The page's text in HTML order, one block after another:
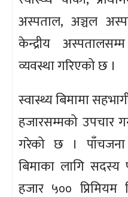
अस्पताल, अञ्चल
केन्द्रीय
व्यवस्था गरिएको छ ।
स्वास्थ्य बिमामा
हजारसम्मको उपचार
गरेको छ ।
बिमाका लागि सदस्य
हजार ५०० प्रिमियम